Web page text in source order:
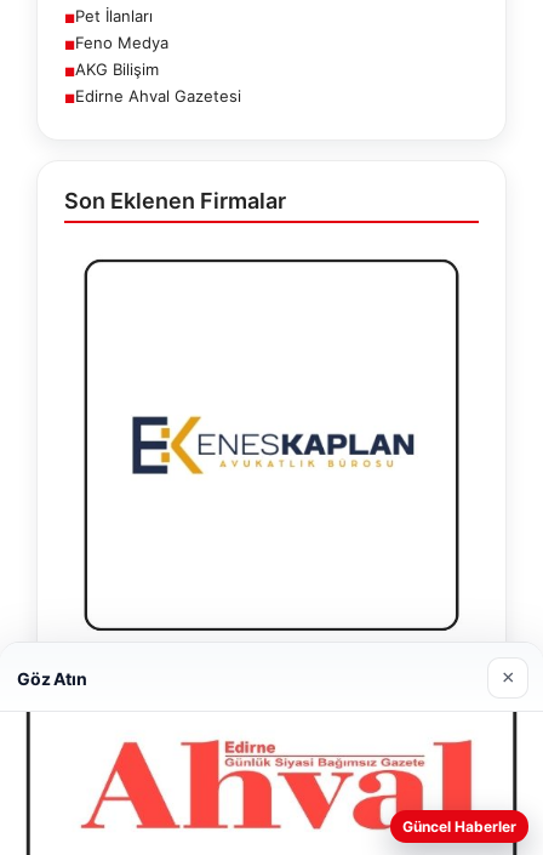
■Pet İlanları
■Feno Medya
■AKG Bilişim
■Edirne Ahval Gazetesi
Son Eklenen Firmalar
Enes Kaplan Avukatlık Bürosu
28/04/2026
Web sitemizi nasıl kullandığınızı daha iyi anlayabilmek,
deneyiminizi kişiselleştirmek ve geliştirmek amacıyla çerezler
Göz Atın ×
Güncel Haberler